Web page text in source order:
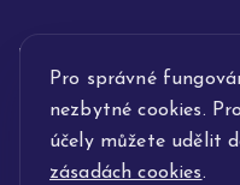
Pro správné
nezbytné cookies.
účely můžete udělit
zásadách cookies.
INFORMACE
POPIS SLUŽEB